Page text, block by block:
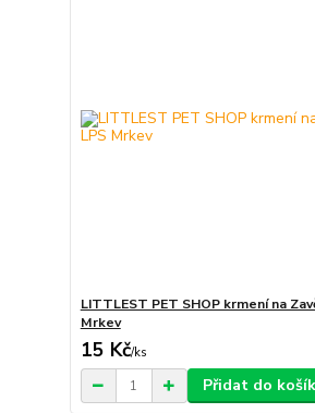
LITTLEST PET SHOP krmení na
Mrkev
15 Kč/ks
Přidat do